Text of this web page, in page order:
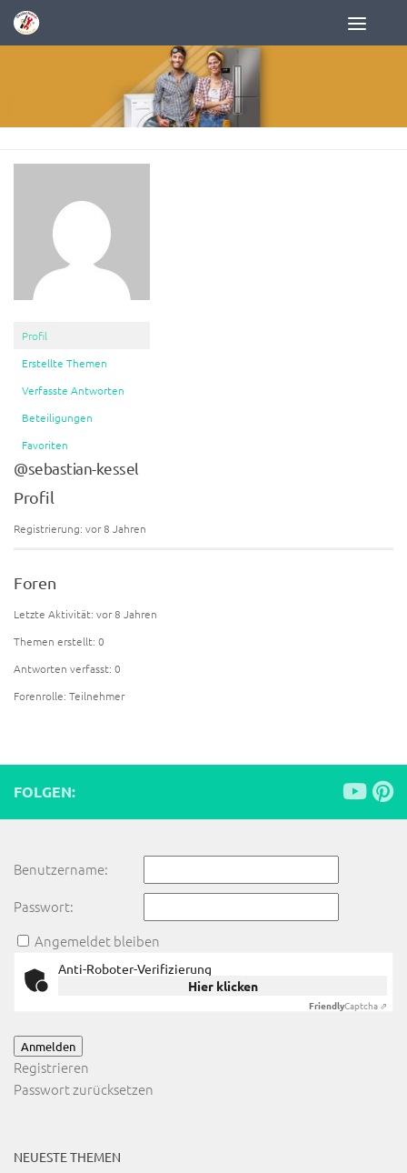
Zum Inhalt springen
Profil
Erstellte Themen
Verfasste Antworten
Beteiligungen
Favoriten
@sebastian-kessel
Profil
Registrierung: vor 8 Jahren
Foren
Letzte Aktivität: vor 8 Jahren
Themen erstellt: 0
Antworten verfasst: 0
Forenrolle: Teilnehmer
FOLGEN:
Benutzername:
Passwort:
Angemeldet bleiben
Anti-Roboter-Verifizierung
Hier klicken
FriendlyCaptcha ⇗
Anmelden
Registrieren
Passwort zurücksetzen
NEUESTE THEMEN